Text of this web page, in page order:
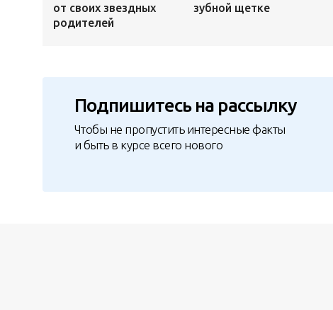
от своих звездных
родителей
зубной щетке
Подпишитесь на рассылку
Чтобы не пропустить интересные факты
и быть в курсе всего нового